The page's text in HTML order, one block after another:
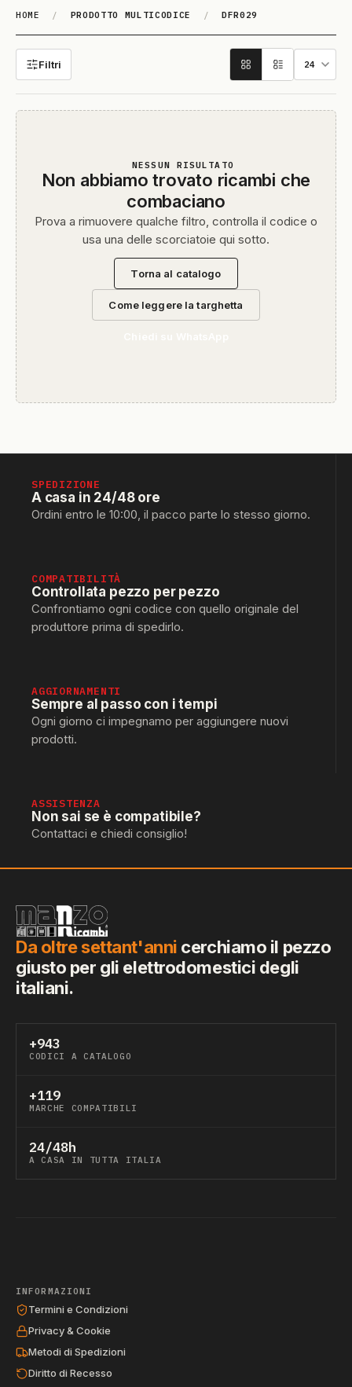
HOME / PRODOTTO MULTICODICE / DFR029
DFR029
Filtri
NESSUN RISULTATO
Non abbiamo trovato ricambi che
combaciano
Prova a rimuovere qualche filtro, controlla il codice o
usa una delle scorciatoie qui sotto.
Torna al catalogo
Come leggere la targhetta
SPEDIZIONE
A casa in 24/48 ore
Ordini entro le 10:00, il pacco parte lo stesso giorno.
COMPATIBILITÀ
Controllata pezzo per pezzo
Confrontiamo ogni codice con quello originale del
produttore prima di spedirlo.
AGGIORNAMENTI
Sempre al passo con i tempi
Ogni giorno ci impegnamo per aggiungere nuovi
prodotti.
ASSISTENZA
Non sai se è compatibile?
Contattaci e chiedi consiglio!
Da oltre settant'anni cerchiamo il pezzo
giusto per gli elettrodomestici degli
italiani.
+943
CODICI A CATALOGO
+119
MARCHE COMPATIBILI
24/48h
A CASA IN TUTTA ITALIA
INFORMAZIONI
Termini e Condizioni
Privacy & Cookie
Metodi di Spedizioni
Diritto di Recesso